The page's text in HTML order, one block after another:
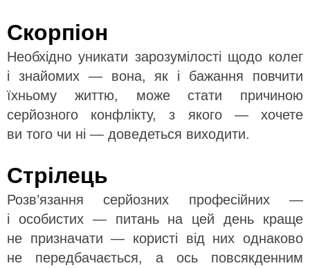
Скорпіон
Необхідно уникати зарозумілості щодо колег
і знайомих — вона, як і бажання повчити
їхньому життю, може стати причиною
серйозного конфлікту, з якого — хочете
ви того чи ні — доведеться виходити.
Стрілець
Розв’язання серйозних професійних —
і особистих — питань на цей день краще
не призначати — користі від них однаково
не передбачається, а ось повсякденним